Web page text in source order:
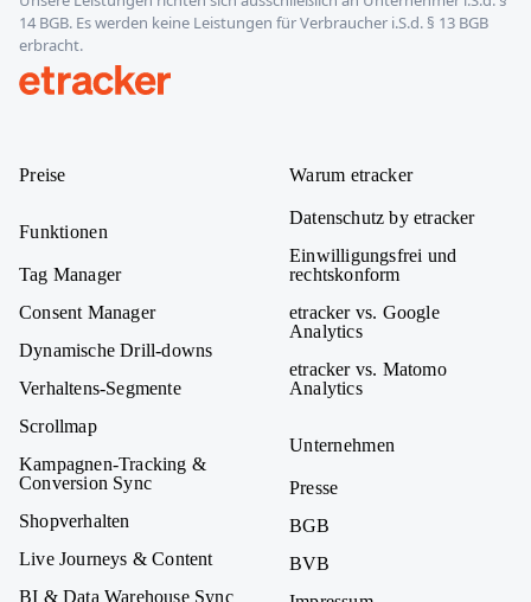
E-
Mail-
Adresse
14 BGB. Es werden keine Leistungen für Verbraucher i.S.d. § 13 BGB
erbracht.
Preise
Funktionen
Tag Manager
Consent Manager
Dynamische Drill-downs
Verhaltens-Segmente
Scrollmap
Kampagnen-Tracking &
Conversion Sync
Shopverhalten
Live Journeys & Content
BI & Data Warehouse Sync
Warum etracker
Datenschutz by etracker
Einwilligungsfrei und
rechtskonform
etracker vs. Google
Analytics
etracker vs. Matomo
Analytics
Unternehmen
Presse
BGB
BVB